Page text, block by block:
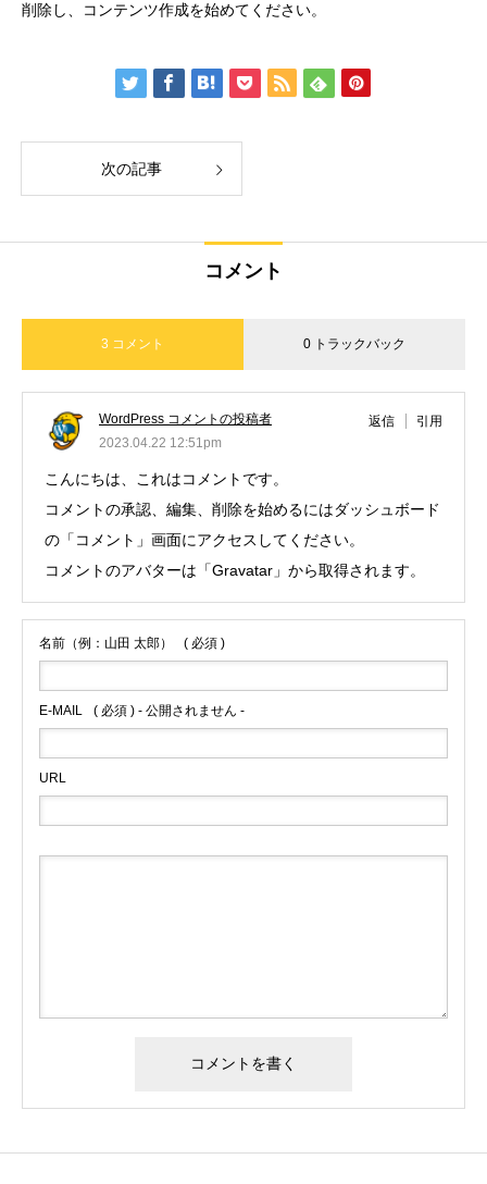
削除し、コンテンツ作成を始めてください。
次の記事
コメント
3 コメント 0 トラックバック
WordPress コメントの投稿者
2023.04.22 12:51pm
返信 引用
こんにちは、これはコメントです。
コメントの承認、編集、削除を始めるにはダッシュボード
の「コメント」画面にアクセスしてください。
コメントのアバターは「Gravatar 」から取得されます。
名前（例：山田 太郎） ( 必須 )
E-MAIL ( 必須 ) - 公開されません -
URL